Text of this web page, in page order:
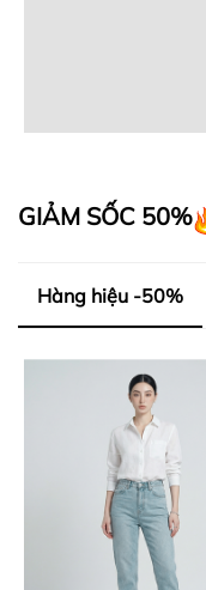
GIẢM SỐC 50%
Hàng hiệu -50%